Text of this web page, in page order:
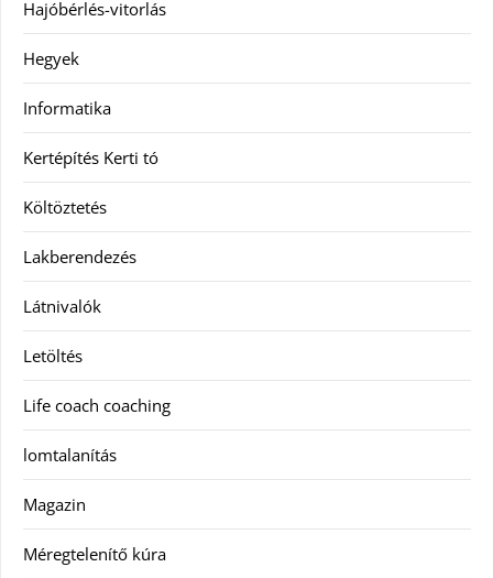
Hajóbérlés-vitorlás
Hegyek
Informatika
Kertépítés Kerti tó
Költöztetés
Lakberendezés
Látnivalók
Letöltés
Life coach coaching
lomtalanítás
Magazin
Méregtelenítő kúra